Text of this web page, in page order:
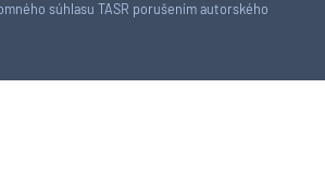
súhlasu TASR porušením autorského